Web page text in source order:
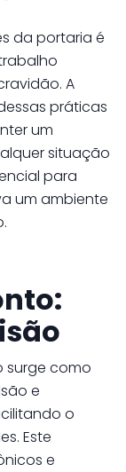
da portaria é
A
práticas
um
situação
para
um ambiente
surge como
e
o
Este
e